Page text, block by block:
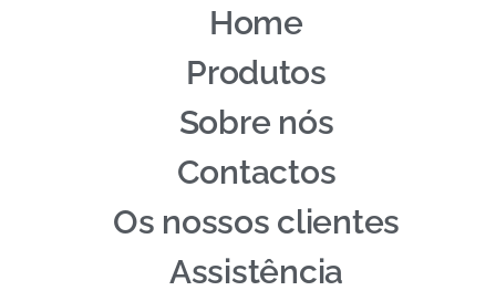
Home
Produtos
Sobre nós
Contactos
Os nossos clientes
Assistência